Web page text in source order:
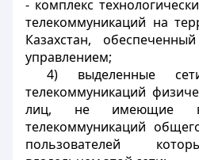
- комплекс
телекоммуникаций на
Казахстан,
управлением;
4) выделенные
телекоммуникаций
лиц, не имеющие
телекоммуникаций
пользователей